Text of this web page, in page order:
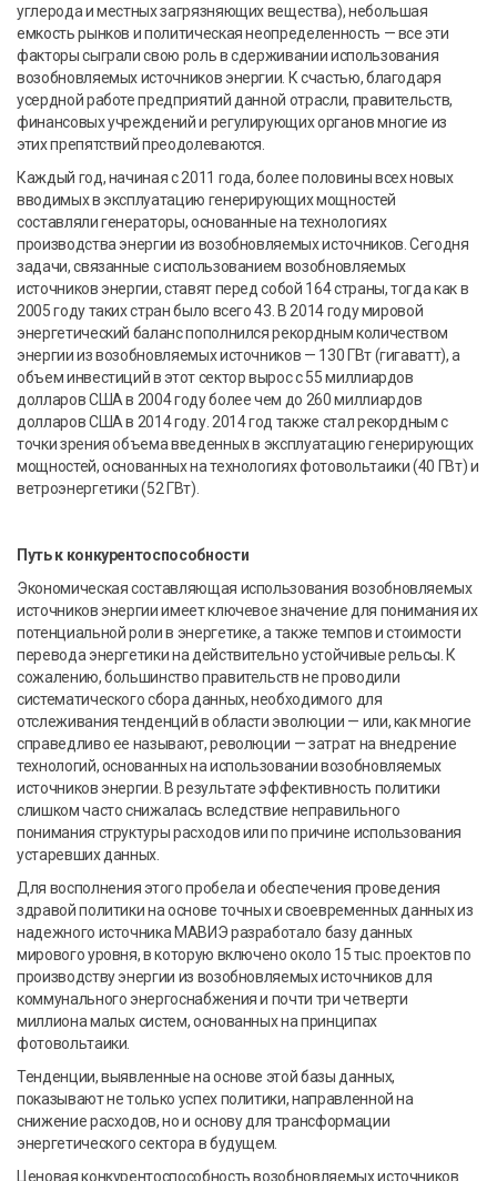
углерода и местных загрязняющих вещества), небольшая
емкость рынков и политическая неопределенность — все эти
факторы сыграли свою роль в сдерживании использования
возобновляемых источников энергии. К счастью, благодаря
усердной работе предприятий данной отрасли, правительств,
финансовых учреждений и регулирующих органов многие из
этих препятствий преодолеваются.
Каждый год, начиная с 2011 года, более половины всех новых
вводимых в эксплуатацию генерирующих мощностей
составляли генераторы, основанные на технологиях
производства энергии из возобновляемых источников. Сегодня
задачи, связанные с использованием возобновляемых
источников энергии, ставят перед собой 164 страны, тогда как в
2005 году таких стран было всего 43. В 2014 году мировой
энергетический баланс пополнился рекордным количеством
энергии из возобновляемых источников — 130 ГВт (гигаватт), а
объем инвестиций в этот сектор вырос с 55 миллиардов
долларов США в 2004 году более чем до 260 миллиардов
долларов США в 2014 году. 2014 год также стал рекордным с
точки зрения объема введенных в эксплуатацию генерирующих
мощностей, основанных на технологиях фотовольтаики (40 ГВт) и
ветроэнергетики (52 ГВт).
Путь к конкурентоспособности
Экономическая составляющая использования возобновляемых
источников энергии имеет ключевое значение для понимания их
потенциальной роли в энергетике, а также темпов и стоимости
перевода энергетики на действительно устойчивые рельсы. К
сожалению, большинство правительств не проводили
систематического сбора данных, необходимого для
отслеживания тенденций в области эволюции — или, как многие
справедливо ее называют, революции — затрат на внедрение
технологий, основанных на использовании возобновляемых
источников энергии. В результате эффективность политики
слишком часто снижалась вследствие неправильного
понимания структуры расходов или по причине использования
устаревших данных.
Для восполнения этого пробела и обеспечения проведения
здравой политики на основе точных и своевременных данных из
надежного источника МАВИЭ разработало базу данных
мирового уровня, в которую включено около 15 тыс. проектов по
производству энергии из возобновляемых источников для
коммунального энергоснабжения и почти три четверти
миллиона малых систем, основанных на принципах
фотовольтаики.
Тенденции, выявленные на основе этой базы данных,
показывают не только успех политики, направленной на
снижение расходов, но и основу для трансформации
энергетического сектора в будущем.
Ценовая конкурентоспособность возобновляемых источников